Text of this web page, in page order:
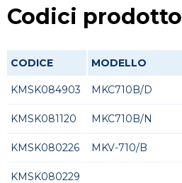
Codici prodotto
CODICE MODELLO
KMSK084903 MKC710B/D
KMSK081120 MKC710B/N
KMSK080226 MKV-710/B
KMSK080229